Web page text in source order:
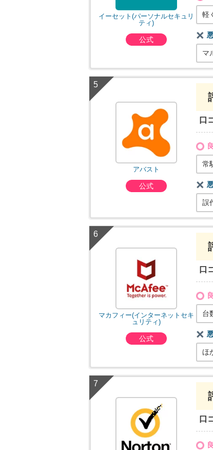
イーセット(パーソナルセキュリ
ティ)
公式
軽
マ
アバスト
公式
口
常
誤
マカフィー(インターネットセキ
ュリティ)
公式
口
台
ほ
口